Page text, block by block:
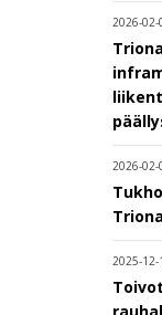
2026-02-
2026-02-
2025-12-